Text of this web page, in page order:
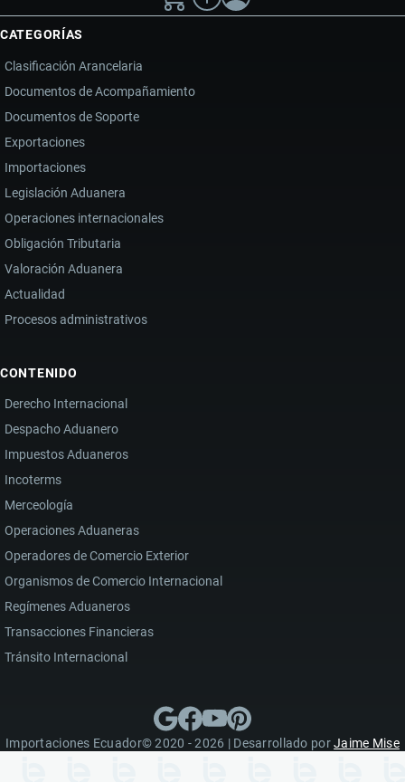
CATEGORÍAS
Clasificación Arancelaria
Documentos de Acompañamiento
Documentos de Soporte
Exportaciones
Importaciones
Legislación Aduanera
Operaciones internacionales
Obligación Tributaria
Valoración Aduanera
Actualidad
Procesos administrativos
CONTENIDO
Derecho Internacional
Despacho Aduanero
Impuestos Aduaneros
Incoterms
Merceología
Operaciones Aduaneras
Operadores de Comercio Exterior
Organismos de Comercio Internacional
Regímenes Aduaneros
Transacciones Financieras
Tránsito Internacional
Importaciones Ecuador© 2020 - 2026 | Desarrollado porJaime Mise